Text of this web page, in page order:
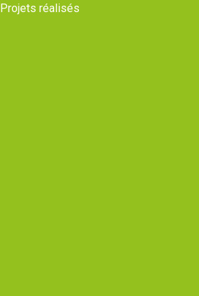
Projets réalisés